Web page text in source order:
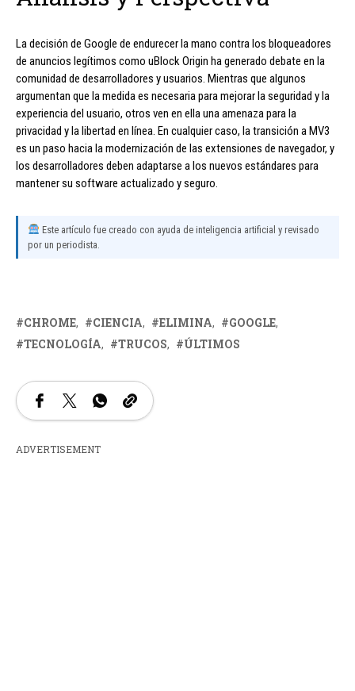
La decisión de Google de endurecer la mano contra los bloqueadores
de anuncios legítimos como uBlock Origin ha generado debate en la
comunidad de desarrolladores y usuarios. Mientras que algunos
argumentan que la medida es necesaria para mejorar la seguridad y la
experiencia del usuario, otros ven en ella una amenaza para la
privacidad y la libertad en línea. En cualquier caso, la transición a MV3
es un paso hacia la modernización de las extensiones de navegador, y
los desarrolladores deben adaptarse a los nuevos estándares para
mantener su software actualizado y seguro.
Este artículo fue creado con ayuda de inteligencia artificial y revisado
por un periodista.
CHROME CIENCIA ELIMINA
GOOGLE
TECNOLOGÍA
TRUCOS ÚLTIMOS
ADVERTISEMENT